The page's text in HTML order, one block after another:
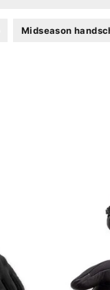
Midseason